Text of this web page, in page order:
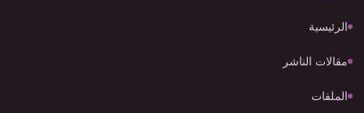
الرئيسية
مقالات الناشر
الملفات